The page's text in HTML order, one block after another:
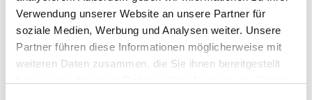
Verwendung unserer Website an unsere Partner für
soziale Medien, Werbung und Analysen weiter. Unsere
Partner führen diese Informationen möglicherweise mit
weiteren Daten zusammen, die Sie ihnen bereitgestellt
Porta Westfalica
Der Mietpreis einer Wohnung in Porta Westfalica hängt von einer
Vielzahl von Faktoren ab, und eines der entscheidenden Kriterien
ist das Baujahr der Immobilie. Das Alter eines Gebäudes kann
einen erheblichen Einfluss auf den Mietpreis haben, da es